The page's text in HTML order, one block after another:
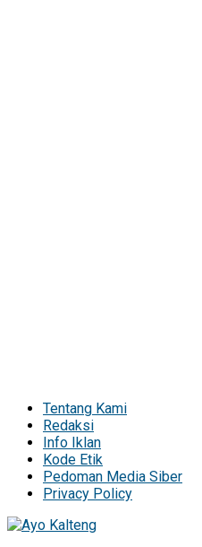
Tentang Kami
Redaksi
Info Iklan
Kode Etik
Pedoman Media Siber
Privacy Policy